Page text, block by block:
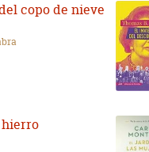
copo de nieve